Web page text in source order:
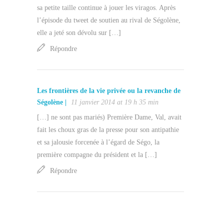
sa petite taille continue à jouer les viragos. Après
l’épisode du tweet de soutien au rival de Ségolène,
elle a jeté son dévolu sur […]
Répondre
Les frontières de la vie privée ou la revanche de
Ségolène |
11 janvier 2014 at 19 h 35 min
[…] ne sont pas mariés) Première Dame, Val, avait
fait les choux gras de la presse pour son antipathie
et sa jalousie forcenée à l’égard de Ségo, la
première compagne du président et la […]
Répondre